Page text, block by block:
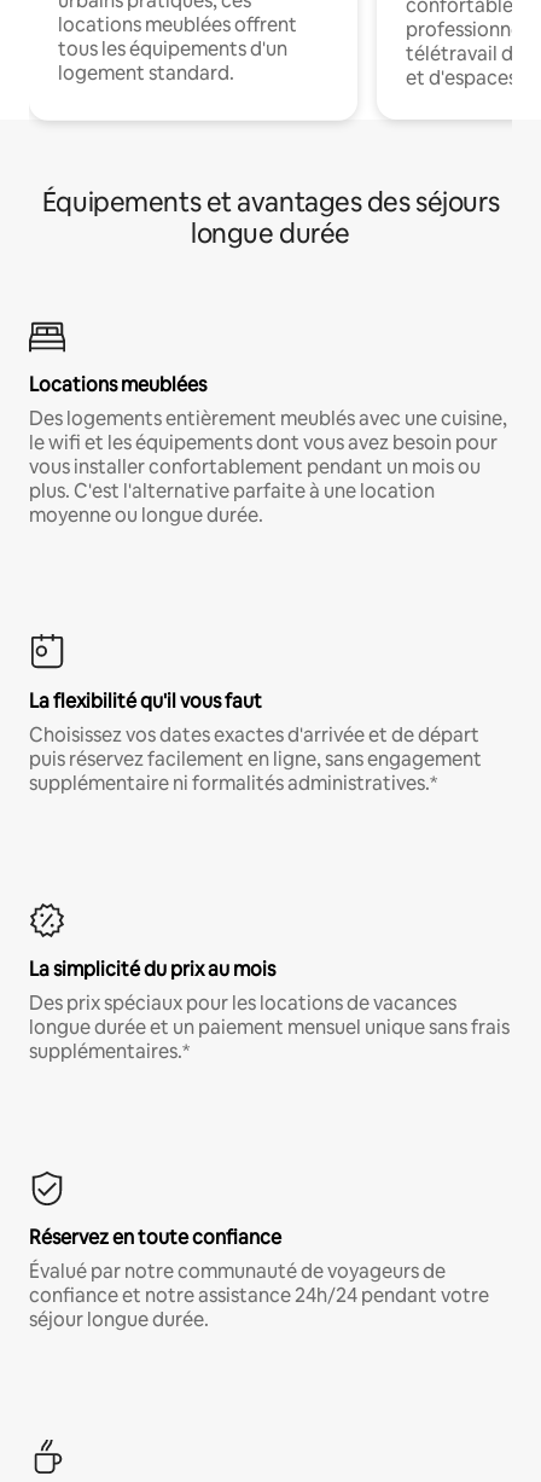
locations meublées offrent
tous les équipements d'un
logement standard.
confortables
professionnels
télétravail
et d'espaces
Équipements et avantages des séjours
longue durée
Locations meublées
Des logements entièrement meublés avec une cuisine,
le wifi et les équipements dont vous avez besoin pour
vous installer confortablement pendant un mois ou
plus. C'est l'alternative parfaite à une location
moyenne ou longue durée.
La flexibilité qu'il vous faut
Choisissez vos dates exactes d'arrivée et de départ
puis réservez facilement en ligne, sans engagement
supplémentaire ni formalités administratives.*
La simplicité du prix au mois
Des prix spéciaux pour les locations de vacances
longue durée et un paiement mensuel unique sans frais
supplémentaires.*
Réservez en toute confiance
Évalué par notre communauté de voyageurs de
confiance et notre assistance 24h/24 pendant votre
séjour longue durée.